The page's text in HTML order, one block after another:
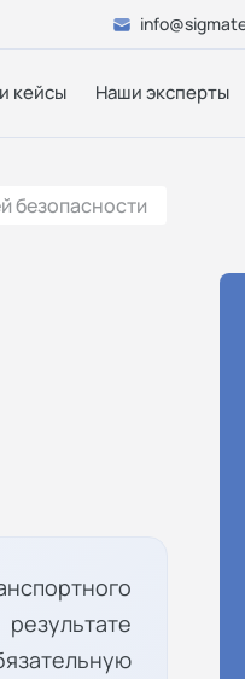
кейсы Наши эксперты
безопасности